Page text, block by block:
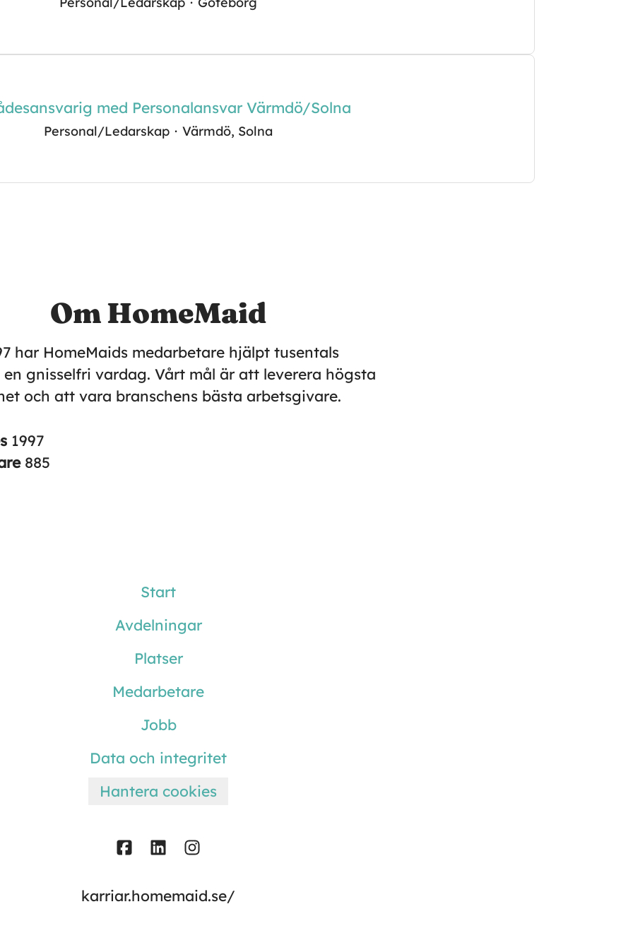
med Personalansvar Värmdö/Solna
Personal/Ledarskap · Värmdö, Solna
Om HomeMaid
har HomeMaids medarbetare hjälpt tusentals
gnisselfri vardag. Vårt mål är att leverera högsta
och att vara branschens bästa arbetsgivare.
1997
885
Start
Avdelningar
Platser
Medarbetare
Jobb
Data och integritet
Hantera cookies
karriar.homemaid.se/